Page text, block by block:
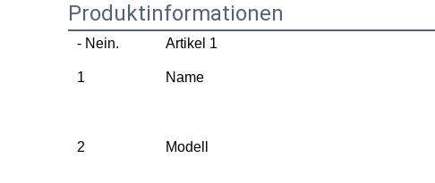
Produktinformationen
- Nein. Artikel 1
1 Name
2 Modell